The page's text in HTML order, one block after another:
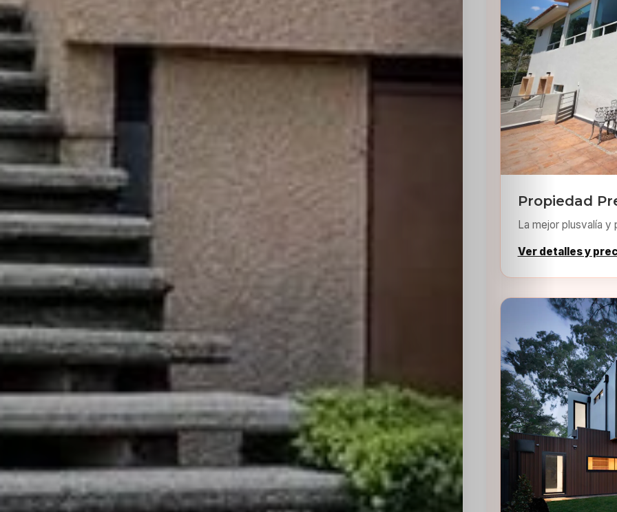
Casting
HolliKids
Contacto
Search
Propiedad
La mejor plusvalía y
Ver detalles y